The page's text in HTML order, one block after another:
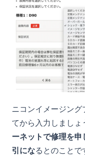
ニコンイメージン
てから入力しましょ
ーネットで修理を
引になるとのことで